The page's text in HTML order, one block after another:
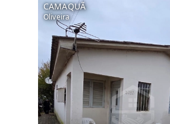
CAMAQUÃ
Oliveira